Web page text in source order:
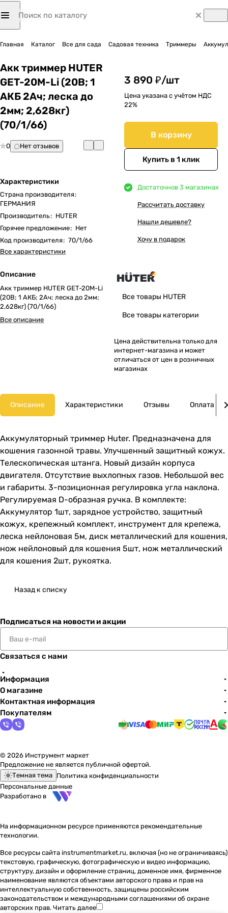
Главная Каталог Все для сада Садовая техника Триммеры
Акк триммер HUTER
GET-20M-Li (20В; 1
АКБ 2Ач; леска до
2мм; 2,628кг)
(70/1/66)
0 Нет отзывов
Характеристики
Страна производителя:
ГЕРМАНИЯ
Производитель: HUTER
Горячее предложение: Нет
Код производителя: 70/1/66
Все характеристики
Описание
Акк триммер HUTER GET-20M-Li
(20В; 1 АКБ; 2Ач; леска до 2мм;
2,628кг) (70/1/66)
Все описание
3 890 ₽/шт
Цена указана с учётом НДС
22%
В корзину
Купить в 1 клик
Достаточнов 3 магазинах
Рассчитать доставку
Нашли дешевле?
Хочу в подарок
Все товары HUTER
Все товары категории
Цена действительна только для
интернет-магазина и может
отличаться от цен в розничных
магазинах
Описание Характеристики Отзывы Оплата
Аккумуляторный триммер Huter. Предназначена для
кошения газонной травы. Улучшенный защитный кожух.
Телескопическая штанга. Новый дизайн корпуса
двигателя. Отсутствие выхлопных газов. Небольшой вес
и габариты. 3-позиционная регулировка угла наклона.
Регулируемая D-образная ручка. В комплекте:
Аккумулятор 1шт, зарядное устройство, защитный
кожух, крепежный комплект, инструмент для крепежа,
леска нейлоновая 5м, диск металлический для кошения,
нож нейлоновый для кошения 5шт, нож металлический
для кошения 2шт, рукоятка.
Назад к списку
Подписаться на новости и акции
Связаться с нами
Информация
О магазине
Контактная информация
Покупателям
© 2026 Инструмент маркет
Предложение не является публичной офертой.
Темная тема Политика конфиденциальности
Персональные данные
Разработано в
На информационном ресурсе применяются рекомендательные
технологии.
Все ресурсы сайта instrumentmarket.ru, включая (но не ограничиваясь)
текстовую, графическую, фотографическую и видео информацию,
структуру, дизайн и оформление страниц, доменное имя, фирменное
наименование являются объектами авторского права и прав на
интеллектуальную собственность, защищены российским
законодательством и международными соглашениями об охране
авторских прав. Читать далее